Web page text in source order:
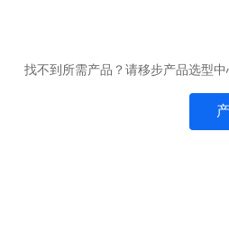
找不到所需产品？请移步产品选型